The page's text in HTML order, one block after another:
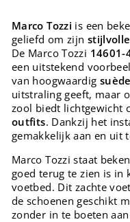
Marco Tozzi is een
geliefd om zijn
De Marco Tozzi
een uitstekend
van hoogwaardig suède
uitstraling geeft, maar
zool biedt lichtgewicht
outfits. Dankzij het
gemakkelijk aan en uit
Marco Tozzi staat
goed terug te zien is in
voetbed. Dit zachte
de schoenen geschikt
zonder in te boeten